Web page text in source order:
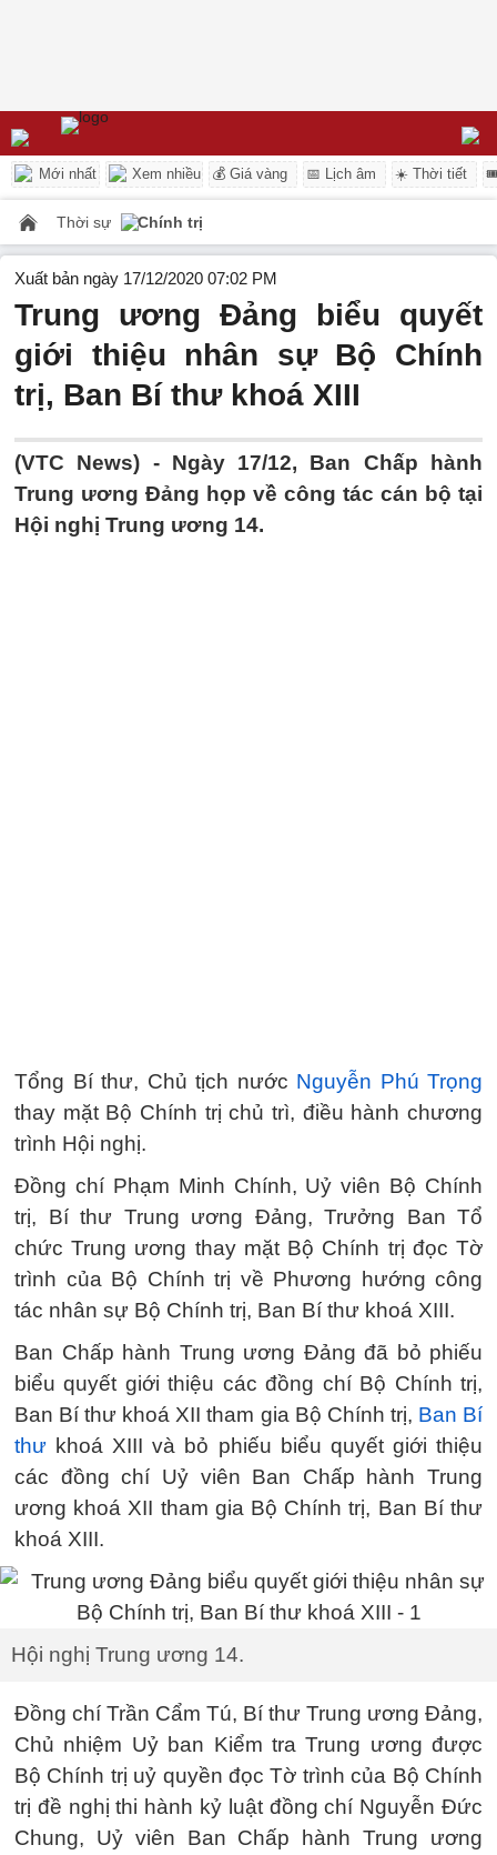
Mới nhất Xem nhiều 💰 Giá vàng 📅 Lịch âm ☀️ Thời tiết
Thời sự Chính trị
Xuất bản ngày 17/12/2020 07:02 PM
Trung ương Đảng biểu quyết
giới thiệu nhân sự Bộ Chính
trị, Ban Bí thư khoá XIII
(VTC News) - Ngày 17/12, Ban Chấp hành
Trung ương Đảng họp về công tác cán bộ tại
Hội nghị Trung ương 14.
Tổng Bí thư, Chủ tịch nước Nguyễn Phú Trọng
thay mặt Bộ Chính trị chủ trì, điều hành chương
trình Hội nghị.
Đồng chí Phạm Minh Chính, Uỷ viên Bộ Chính
trị, Bí thư Trung ương Đảng, Trưởng Ban Tổ
chức Trung ương thay mặt Bộ Chính trị đọc Tờ
trình của Bộ Chính trị về Phương hướng công
tác nhân sự Bộ Chính trị, Ban Bí thư khoá XIII.
Ban Chấp hành Trung ương Đảng đã bỏ phiếu
biểu quyết giới thiệu các đồng chí Bộ Chính trị,
Ban Bí thư khoá XII tham gia Bộ Chính trị, Ban Bí
thư khoá XIII và bỏ phiếu biểu quyết giới thiệu
các đồng chí Uỷ viên Ban Chấp hành Trung
ương khoá XII tham gia Bộ Chính trị, Ban Bí thư
khoá XIII.
Hội nghị Trung ương 14.
Đồng chí Trần Cẩm Tú, Bí thư Trung ương Đảng,
Chủ nhiệm Uỷ ban Kiểm tra Trung ương được
Bộ Chính trị uỷ quyền đọc Tờ trình của Bộ Chính
trị đề nghị thi hành kỷ luật đồng chí Nguyễn Đức
Chung, Uỷ viên Ban Chấp hành Trung ương